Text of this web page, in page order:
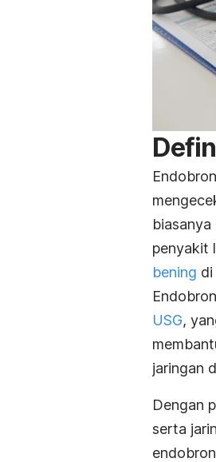
penyakit
bening di
USG,
jaringan
Dengan
serta